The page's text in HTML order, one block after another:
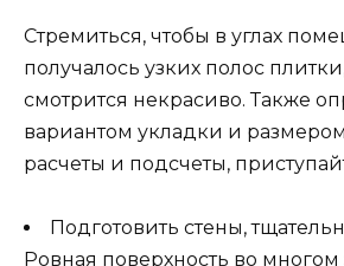
Стремиться, чтобы в углах
получалось узких полос
смотрится некрасиво. Также
вариантом укладки и
расчеты и подсчеты,
Подготовить стены,
Ровная поверхность во многом